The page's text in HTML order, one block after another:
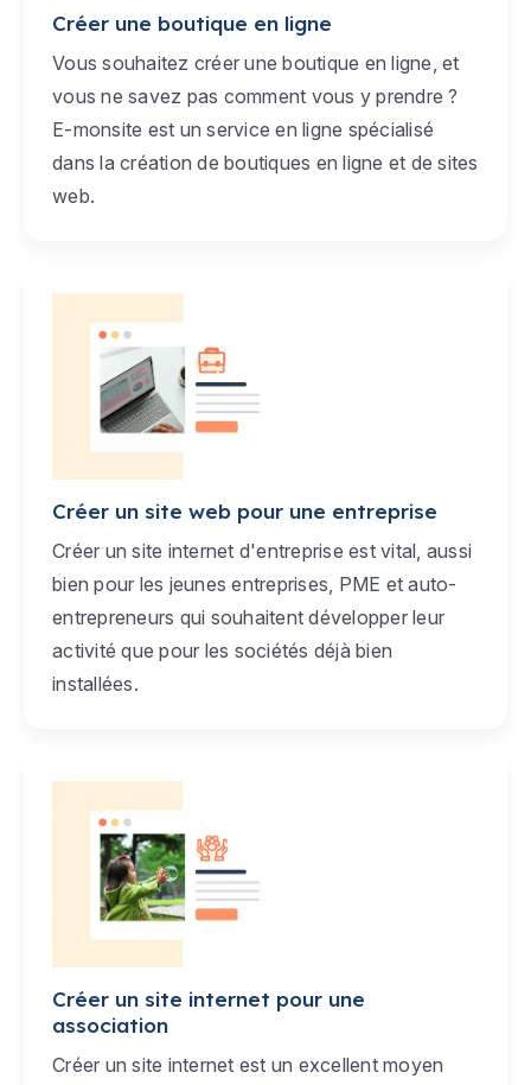
Créer une boutique en ligne
Vous souhaitez créer une boutique en ligne, et
vous ne savez pas comment vous y prendre ?
E-monsite est un service en ligne spécialisé
dans la création de boutiques en ligne et de sites
web.
Créer un site web pour une entreprise
Créer un site internet d'entreprise est vital, aussi
bien pour les jeunes entreprises, PME et auto-
entrepreneurs qui souhaitent développer leur
activité que pour les sociétés déjà bien
installées.
Créer un site internet pour une
association
Créer un site internet est un excellent moyen